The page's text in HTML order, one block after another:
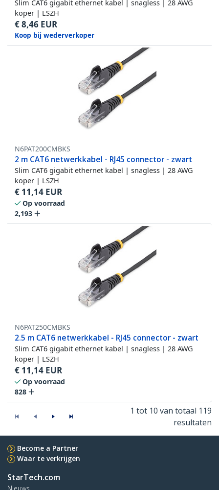
Slim CAT6 gigabit ethernet kabel | snagless | 28 AWG
koper | LSZH
€8,46 EUR
Koop bij wederverkoper
N6PAT200CMBKS
2 m CAT6 netwerkkabel - RJ45 connector - zwart
Slim CAT6 gigabit ethernet kabel | snagless | 28 AWG
koper | LSZH
€ 11,14 EUR
Op voorraad
2,193
N6PAT250CMBKS
2.5 m CAT6 netwerkkabel - RJ45 connector - zwart
Slim CAT6 gigabit ethernet kabel | snagless | 28 AWG
koper | LSZH
€ 11,14 EUR
Op voorraad
828
1 tot 10 van totaal 119
resultaten
Become a Partner
Waar te verkrijgen
StarTech.com